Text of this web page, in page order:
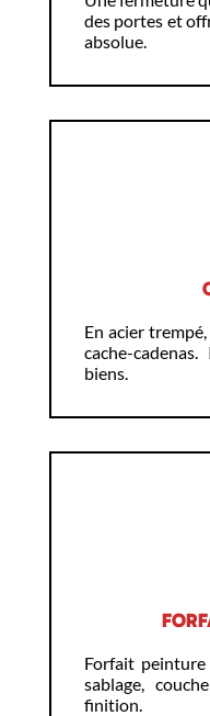
des portes et
absolue.
En acier
cache-
biens.
Forfait peinture
sablage,
finition.